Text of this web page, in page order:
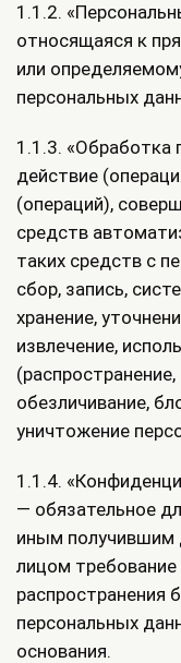
1.1.2.
относящаяся к
или
персональных
1.1.3. «Обработка
действие
(операций),
средств
таких средств с
сбор, запись,
хранение,
извлечение,
обезличивание,
уничтожение
1.1.4.
— обязательное
иным получившим
лицом требование
распространения
персональных
основания.